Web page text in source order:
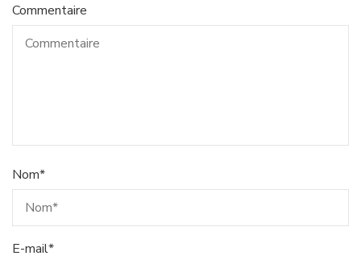
Commentaire
Nom*
E-mail*